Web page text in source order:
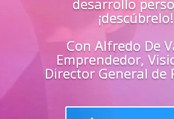
Únete y triunfa
líder del